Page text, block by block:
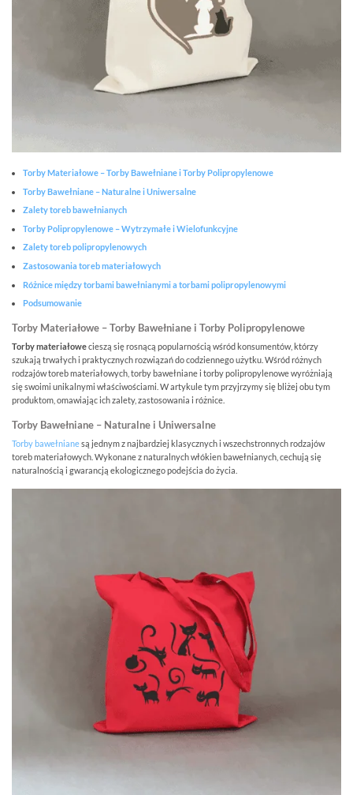
Torby Materiałowe – Torby Bawełniane i Torby Polipropylenowe
Torby Bawełniane – Naturalne i Uniwersalne
Zalety toreb bawełnianych
Torby Polipropylenowe – Wytrzymałe i Wielofunkcyjne
Zalety toreb polipropylenowych
Zastosowania toreb materiałowych
Różnice między torbami bawełnianymi a torbami polipropylenowymi
Podsumowanie
Torby Materiałowe – Torby Bawełniane i Torby Polipropylenowe
Torby materiałowecieszą się rosnącą popularnością wśród konsumentów, którzy
szukają trwałych i praktycznych rozwiązań do codziennego użytku. Wśród różnych
rodzajów toreb materiałowych, torby bawełniane i torby polipropylenowe wyróżniają
się swoimi unikalnymi właściwościami. W artykule tym przyjrzymy się bliżej obu tym
produktom, omawiając ich zalety, zastosowania i różnice.
Torby Bawełniane – Naturalne i Uniwersalne
Torby bawełnianesą jednym z najbardziej klasycznych i wszechstronnych rodzajów
toreb materiałowych. Wykonane z naturalnych włókien bawełnianych, cechują się
naturalnością i gwarancją ekologicznego podejścia do życia.